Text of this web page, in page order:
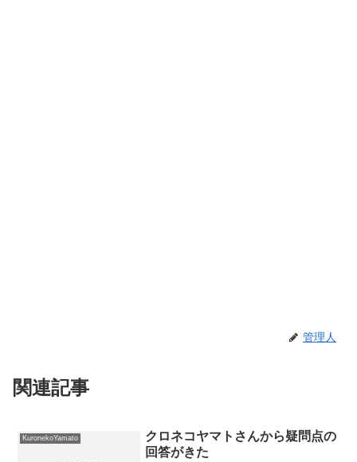
管理人
関連記事
KuronekoYamato
クロネコヤマトさんから疑問点の
回答がきた